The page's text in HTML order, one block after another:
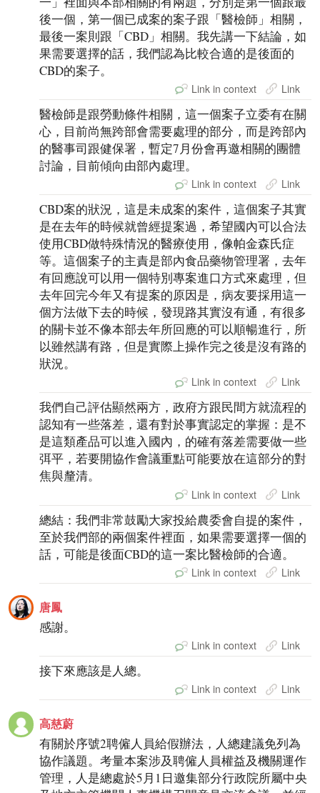
後一個，第一個已成案的案子跟「醫檢師」相關，
最後一案則跟「CBD」相關。我先講一下結論，如
果需要選擇的話，我們認為比較合適的是後面的
CBD的案子。
Link in context Link
醫檢師是跟勞動條件相關，這一個案子立委有在關
心，目前尚無跨部會需要處理的部分，而是跨部內
的醫事司跟健保署，暫定7月份會再邀相關的團體
討論，目前傾向由部內處理。
Link in context Link
CBD案的狀況，這是未成案的案件，這個案子其實
是在去年的時候就曾經提案過，希望國內可以合法
使用CBD做特殊情況的醫療使用，像帕金森氏症
等。這個案子的主責是部內食品藥物管理署，去年
有回應說可以用一個特別專案進口方式來處理，但
去年回完今年又有提案的原因是，病友要採用這一
個方法做下去的時候，發現路其實沒有通，有很多
的關卡並不像本部去年所回應的可以順暢進行，所
以雖然講有路，但是實際上操作完之後是沒有路的
狀況。
Link in context Link
我們自己評估顯然兩方，政府方跟民間方就流程的
認知有一些落差，還有對於事實認定的掌握：是不
是這類產品可以進入國內，的確有落差需要做一些
弭平，若要開協作會議重點可能要放在這部分的對
焦與釐清。
Link in context Link
總結：我們非常鼓勵大家投給農委會自提的案件，
至於我們部的兩個案件裡面，如果需要選擇一個的
話，可能是後面CBD的這一案比醫檢師的合適。
Link in context Link
唐鳳
感謝。
Link in context Link
接下來應該是人總。
Link in context Link
高慈蔚
有關於序號2聘僱人員給假辦法，人總建議免列為
協作議題。考量本案涉及聘僱人員權益及機關運作
管理，人是總處於5月1日邀集部分行政院所屬中央